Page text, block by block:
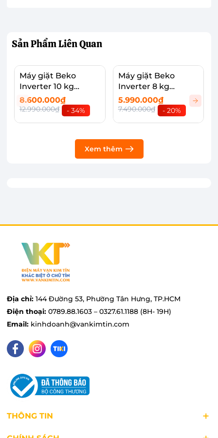
những hộ gia đình từ 3 - 5 người hoặc các gia
đình đông thành viên hơn nhưng nhu cầu làm
sạch quần áo không cao trong mỗi lần giặt.
Sản PhẩmLiên Quan
Máy giặt Beko
Inverter 10 kg
WCV10648XSTS
(NEW)
8.600.000₫
12.990.000₫ - 34%
Máy giặt Beko
Inverter 8 kg
WCV8614XB0STW
(NEW)
5.990.000₫
7.490.000₫ - 20%
Xem thêm
Địa chỉ: 144 Đường 53, Phường Tân Hưng, TP.HCM
Điện thoại: 0789.88.1603 – 0327.61.1188 (8H- 19H)
Email: kinhdoanh@vankimtin.com
THÔNG TIN